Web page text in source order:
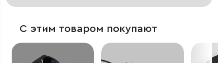
С этим товаром покупают